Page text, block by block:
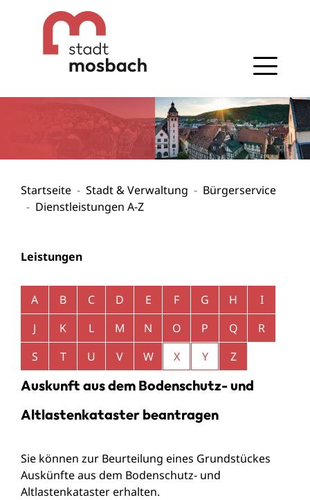
Gehe zum Navigationsbereich
Gehe zum Inhalt
Startseite Stadt & Verwaltung
Bürgerservice
Dienstleistungen A-Z
Leistungen
Alphabetisches Register überspringen
A B C D E F G H
I
J
K L M N O P Q
R
S
T U V W X Y Z
Auskunft aus dem Bodenschutz- und
Altlastenkataster beantragen
Sie können zur Beurteilung eines Grundstückes
Auskünfte aus dem Bodenschutz- und
Altlastenkataster erhalten.